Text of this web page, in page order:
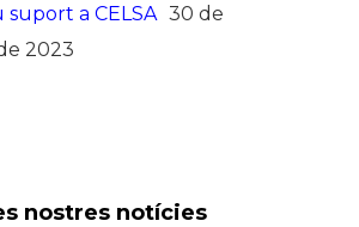
suport a CELSA 30 de
2023
nostres notícies